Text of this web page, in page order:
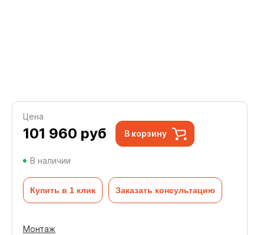
Цена
101 960 руб В корзину
В наличии
Купить в 1 клик Заказать консультацию
Монтаж